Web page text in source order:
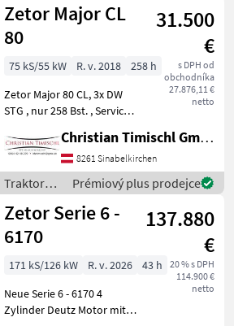
Země Filtry
Zetor Major CL
80
31.500
€
s DPH od
obchodníka
27.876,11 €
netto
75 kS/55 kW R. v. 2018
258 h
Zetor Major 80 CL, 3x DW
STG , nur 258 Bst. , Service
Pohon všetkých kolies, ,
Stanovište rušňovodiča:
Vodičská kabína, Vývodový
hriadeľ hnaci
Christian Timischl GmbH
8261 Sinabelkirchen
Traktory /
Zetor
Prémiový plus prodejce
Zetor Serie 6 -
6170
137.880
€
20 % s DPH
114.900 €
netto
171 kS/126 kW R. v. 2026
43 h
Neue Serie 6 - 6170 4
Zylinder Deutz Motor mit